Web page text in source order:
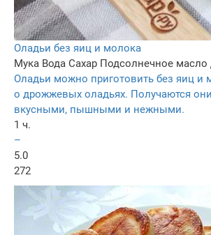
Оладьи без яиц и молока
Мука Вода Сахар Подсолнечное масло
Оладьи можно приготовить без яиц и
о дрожжевых оладьях. Получаются
вкусными, пышными и нежными.
1 ч.
–
5.0
272